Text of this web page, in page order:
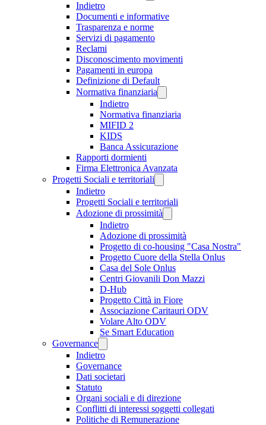
Indietro
Documenti e informative
Trasparenza e norme
Servizi di pagamento
Reclami
Disconoscimento movimenti
Pagamenti in europa
Definizione di Default
Normativa finanziaria
Indietro
Normativa finanziaria
MIFID 2
KIDS
Banca Assicurazione
Rapporti dormienti
Firma Elettronica Avanzata
Progetti Sociali e territoriali
Indietro
Progetti Sociali e territoriali
Adozione di prossimità
Indietro
Adozione di prossimità
Progetto di co-housing "Casa Nostra"
Progetto Cuore della Stella Onlus
Casa del Sole Onlus
Centri Giovanili Don Mazzi
D-Hub
Progetto Città in Fiore
Associazione Caritauri ODV
Volare Alto ODV
Se Smart Education
Governance
Indietro
Governance
Dati societari
Statuto
Organi sociali e di direzione
Conflitti di interessi soggetti collegati
Politiche di Remunerazione